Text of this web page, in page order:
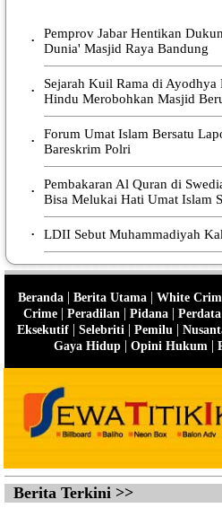
•
Pemprov Jabar Hentikan
Dunia' Masjid Raya Bandung
•
Sejarah Kuil Rama di Ayodhya
Hindu Merobohkan Masjid
•
Forum Umat Islam Bersatu
Bareskrim Polri
•
Pembakaran Al Quran di
Bisa Melukai Hati Umat Islam
• LDII Sebut Muhammadiyah
Beranda| Berita Utama| White
Crime | Peradilan | Pidana | Perdata
Eksekutif| Selebriti | Pemilu |
Gaya Hidup | Opini Hukum |
Berita Terkini >>